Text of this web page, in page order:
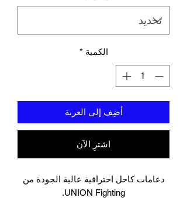
الكمية *
أضِف إلى العربة
اشترِ الآن
دعامات كاحل احترافية عالية الجودة من
UNION Fighting.